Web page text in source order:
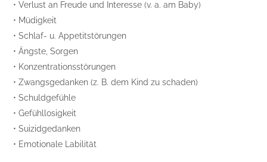
• Verlust an Freude und Interesse (v. a. am Baby)
• Müdigkeit
• Schlaf- u. Appetitstörungen
• Ängste, Sorgen
• Konzentrationsstörungen
• Zwangsgedanken (z. B. dem Kind zu schaden)
• Schuldgefühle
• Gefühllosigkeit
• Suizidgedanken
• Emotionale Labilität